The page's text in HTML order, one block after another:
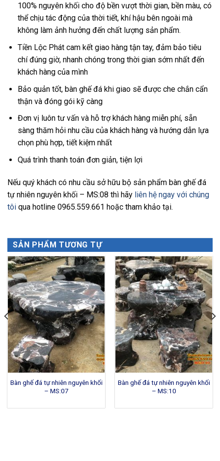
100% nguyên khối cho độ bền vượt thời gian, bền màu, có
thể chịu tác động của thời tiết, khí hậu bên ngoài mà
không làm ảnh hưởng đến chất lượng sản phẩm.
Tiền Lộc Phát cam kết giao hàng tận tay, đảm bảo tiêu
chí đúng giờ, nhanh chóng trong thời gian sớm nhất đến
khách hàng của mình
Bảo quản tốt, bàn ghế đá khi giao sẽ được che chắn cẩn
thận và đóng gói kỹ càng
Đơn vị luôn tư vấn và hỗ trợ khách hàng miễn phí, sẵn
sàng thăm hỏi nhu cầu của khách hàng và hướng dẫn lựa
chọn phù hợp, tiết kiệm nhất
Quá trình thanh toán đơn giản, tiện lợi
Nếu quý khách có nhu cầu sở hữu bộ sản phẩm bàn ghế đá
tự nhiên nguyên khối – MS:08 thì hãy liên hệ ngay với chúng
tôi qua hotline 0965.559.661 hoặc tham khảo tại.
SẢN PHẨM TƯƠNG TỰ
Bàn ghế đá tự nhiên nguyên khối
– MS:07
Bàn ghế đá tự nhiên nguyên khối
– MS:10